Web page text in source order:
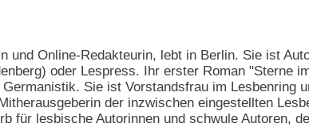
und Online-Redakteurin, lebt in Berlin. Sie ist
oder Lespress. Ihr erster Roman "Sterne
Sie ist Vorstandsfrau im Lesbenring
der inzwischen eingestellten
für lesbische Autorinnen und schwule Autoren,